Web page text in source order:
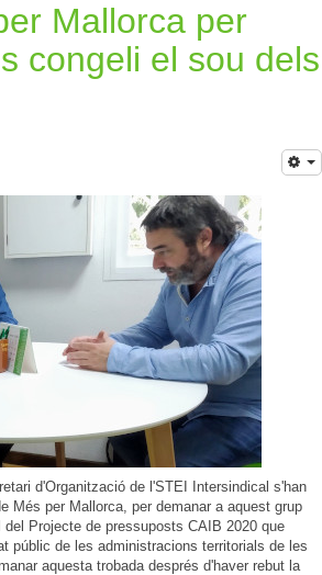
Mallorca per
congeli el sou dels
d'Organització de l'STEI Intersindical s'han
Més per Mallorca, per demanar a aquest grup
Projecte de pressuposts CAIB 2020 que
públic de les administracions territorials de les
aquesta trobada després d'haver rebut la